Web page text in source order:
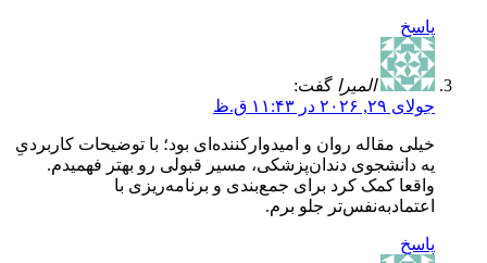
پاسخ
المیرا گفت:
جولای ۲۹, ۲۰۲۶ در ۱۱:۴۳ ق.ظ
خیلی مقاله روان و امیدوارکننده‌ای بود؛ با توضیحات کاربردیِ
یه دانشجوی دندان‌پزشکی، مسیر قبولی رو بهتر فهمیدم.
واقعا کمک کرد برای جمع‌بندی و برنامه‌ریزی با
اعتمادبه‌نفس‌تر جلو برم.
پاسخ